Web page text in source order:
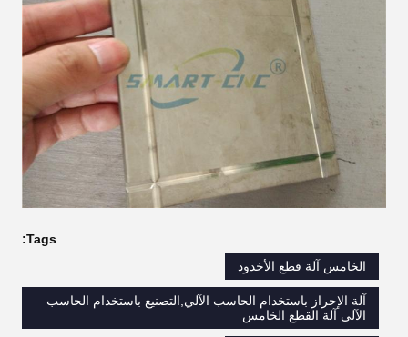
Tags:
الخامس آلة قطع الأخدود
آلة الإحراز باستخدام الحاسب الآلي,التصنيع باستخدام الحاسب
الآلي آلة القطع الخامس